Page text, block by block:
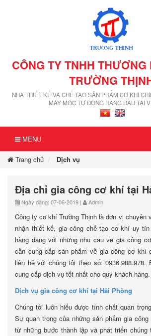
CÔNG TY TNHH
TRƯỜNG
NHÀ THIẾT KẾ VÀ CHẾ TẠO SẢN PHẨM CƠ KHÍ
MÁY MÓC TỰ ĐỘNG HÀNG ĐẦU TẠI
MENU
Trang chủ Dịch vụ
Địa chỉ gia công cơ khí tại
Ngày đăng: 07-06-2019 | Admin
Công ty cơ khí Trường Thịnh là đơn vị chuyên
nhận thiết kế, gia công chế tạo cơ khí uy
hàng đang với những nhu cầu về gia công
cần cung cấp sản phẩm về gia công cơ khí
liên hệ với chúng tôi theo số:
cung cấp dịch vụ tốt nhất cho quý khách hàng.
Dịch vụ gia công cơ khí tại Hải Phòng
Chúng tôi luôn hiểu được tính chất quan
Sự quan trọng của những sản phẩm gia
từ những bước thành lập và phát triển